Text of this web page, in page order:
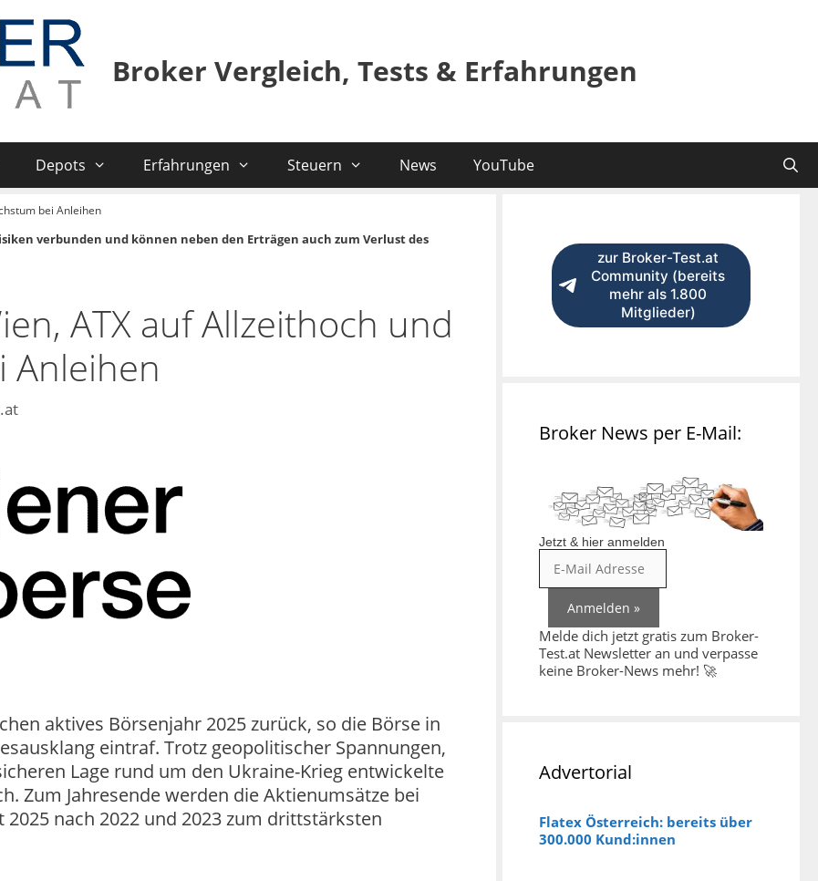
Broker Vergleich, Tests & Erfahrungen
Depots Erfahrungen Steuern News YouTube
bei Anleihen
verbunden und können neben den Erträgen auch zum Verlust des
ATX auf Allzeithoch und
Anleihen
aktives Börsenjahr 2025 zurück, so die Börse in
eintraf. Trotz geopolitischer Spannungen,
Lage rund um den Ukraine-Krieg entwickelte
Zum Jahresende werden die Aktienumsätze bei
nach 2022 und 2023 zum drittstärksten
zur Broker-Test.at
Community (bereits
mehr als 1.800
Mitglieder)
Broker News per E-Mail:
Jetzt & hier anmelden
Melde dich jetzt gratis zum Broker-
Test.at Newsletter an und verpasse
keine Broker-News mehr! 🚀
Advertorial
Flatex Österreich: bereits über
300.000 Kund:innen